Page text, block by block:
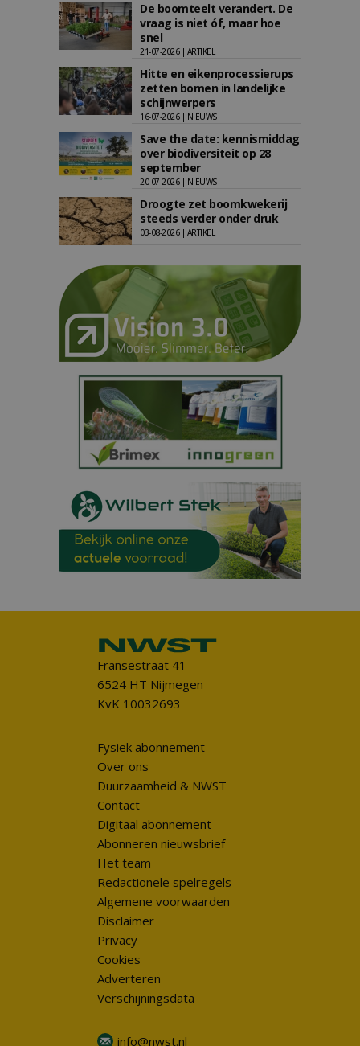
De boomteelt verandert. De
vraag is niet óf, maar hoe
snel
21-07-2026 | ARTIKEL
Hitte en eikenprocessierups
zetten bomen in landelijke
schijnwerpers
16-07-2026 | NIEUWS
Save the date: kennismiddag
over biodiversiteit op 28
september
20-07-2026 | NIEUWS
Droogte zet boomkwekerij
steeds verder onder druk
03-08-2026 | ARTIKEL
Fransestraat 41
6524 HT Nijmegen
KvK 10032693
Fysiek abonnement
Over ons
Duurzaamheid & NWST
Contact
Digitaal abonnement
Abonneren nieuwsbrief
Het team
Redactionele spelregels
Algemene voorwaarden
Disclaimer
Privacy
Cookies
Adverteren
Verschijningsdata
info@nwst.nl